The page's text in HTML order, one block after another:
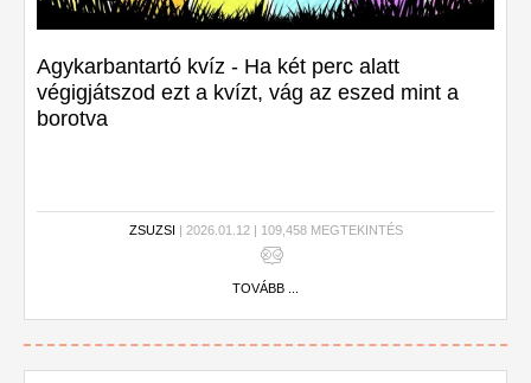
Agykarbantartó kvíz - Ha két perc alatt
végigjátszod ezt a kvízt, vág az eszed mint a
borotva
ZSUZSI | 2026.01.12 | 109,458 MEGTEKINTÉS
TOVÁBB ...